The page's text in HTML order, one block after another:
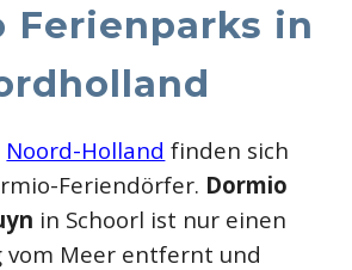
Ferienparks in
Noord-Holland finden sich
Feriendörfer. Dormio
in Schoorl ist nur einen
vom Meer entfernt und